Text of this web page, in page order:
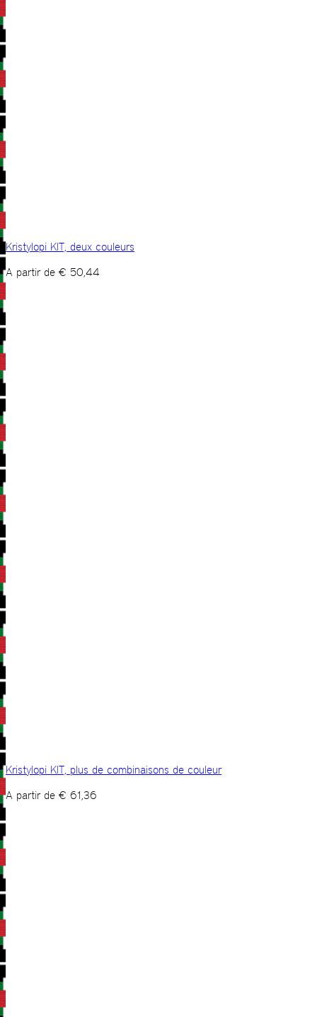
Kristylopi KIT, deux couleurs
A partir de € 50,44
Kristylopi KIT, plus de combinaisons de couleur
A partir de € 61,36